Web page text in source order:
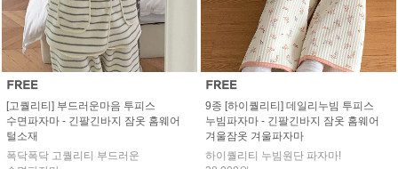
[고퀄리티] 부드러운마음 투피스
수면파자마 - 긴팔긴바지 잠옷 홈웨어
털소재
폭닥폭닥 고퀄리티 부드러운
9종 [하이퀄리티] 데일리누빔 투피스
누빔파자마 - 긴팔긴바지 잠옷 홈웨어
겨울잠옷 겨울파자마
하이퀄리티 누빔원단 파자마!